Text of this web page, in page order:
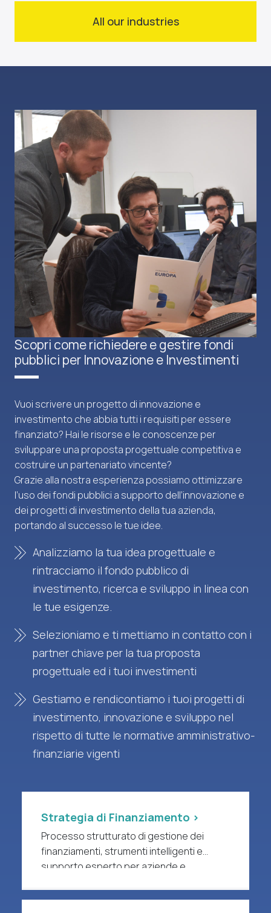
All our industries
Scopri come richiedere e gestire fondi
pubblici per Innovazione e Investimenti
Vuoi scrivere un progetto di innovazione e
investimento che abbia tutti i requisiti per essere
finanziato? Hai le risorse e le conoscenze per
sviluppare una proposta progettuale competitiva e
costruire un partenariato vincente?
Grazie alla nostra esperienza possiamo ottimizzare
l’uso dei fondi pubblici a supporto dell’innovazione e
dei progetti di investimento della tua azienda,
portando al successo le tue idee.
Analizziamo la tua idea progettuale e
rintracciamo il fondo pubblico di
investimento, ricerca e sviluppo in linea con
le tue esigenze.
Selezioniamo e ti mettiamo in contatto con i
partner chiave per la tua proposta
progettuale ed i tuoi investimenti
Gestiamo e rendicontiamo i tuoi progetti di
investimento, innovazione e sviluppo nel
rispetto di tutte le normative amministrativo-
finanziarie vigenti
Strategia di Finanziamento >
Processo strutturato di gestione dei
finanziamenti, strumenti intelligenti e
supporto esperto per aziende e
di R&S